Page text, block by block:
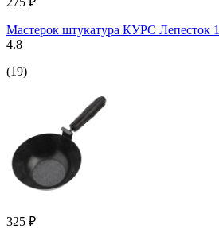
Мастерок штукатура КУРС Лепесток
4.8
(19)
325 ₽